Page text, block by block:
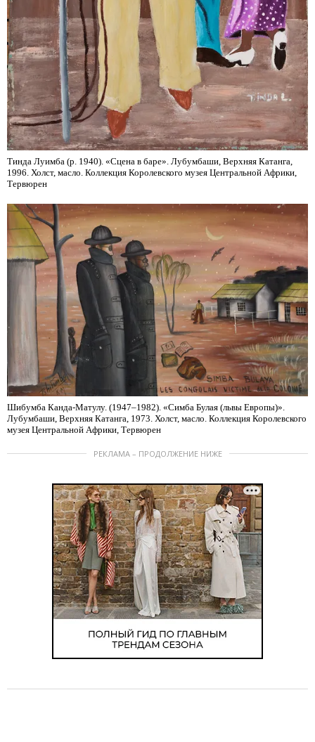
Тинда Луимба (р. 1940). «Сцена в баре». Лубумбаши, Верхняя Катанга,
1996. Холст, масло. Коллекция Королевского музея Центральной Африки,
Тервюрен
Шибумба Канда-Матулу. (1947–1982). «Симба Булая (львы Европы)».
Лубумбаши, Верхняя Катанга, 1973. Холст, масло. Коллекция Королевского
музея Центральной Африки, Тервюрен
РЕКЛАМА – ПРОДОЛЖЕНИЕ НИЖЕ